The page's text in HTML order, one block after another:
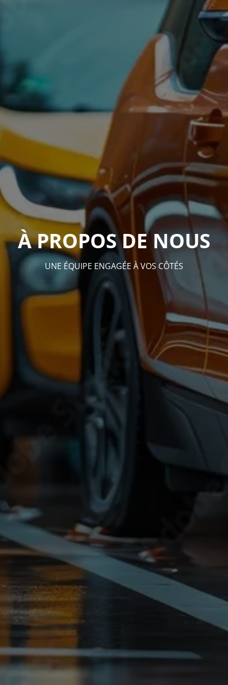
À PROPOS DE NOUS
UNE ÉQUIPE ENGAGÉE À VOS CÔTÉS